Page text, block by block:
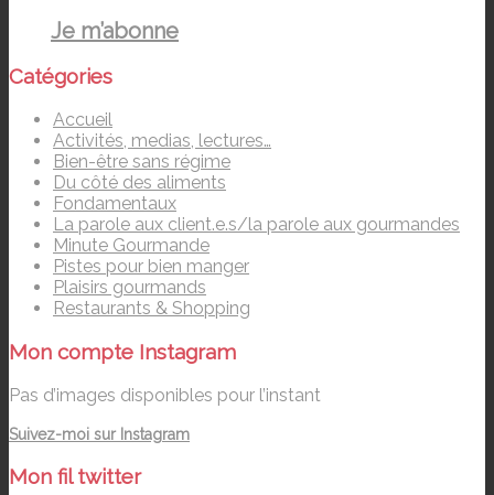
Je m’abonne
Catégories
Accueil
Activités, medias, lectures…
Bien-être sans régime
Du côté des aliments
Fondamentaux
La parole aux client.e.s/la parole aux gourmandes
Minute Gourmande
Pistes pour bien manger
Plaisirs gourmands
Restaurants & Shopping
Mon compte Instagram
Pas d’images disponibles pour l’instant
Suivez-moi sur Instagram
Mon fil twitter